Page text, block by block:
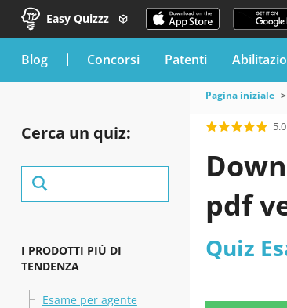
Easy Quizzz
blog Concorsi Patenti
Cerca un quiz:
I PRODOTTI PIÙ DI
TENDENZA
Esame per agente
Pagina iniziale
5.0
pdf
Quiz